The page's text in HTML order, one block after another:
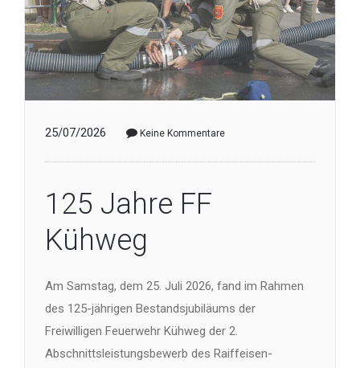
25/07/2026 Keine Kommentare
125 Jahre FF
Kühweg
Am Samstag, dem 25. Juli 2026, fand im Rahmen
des 125-jährigen Bestandsjubiläums der
Freiwilligen Feuerwehr Kühweg der 2.
Abschnittsleistungsbewerb des Raiffeisen-